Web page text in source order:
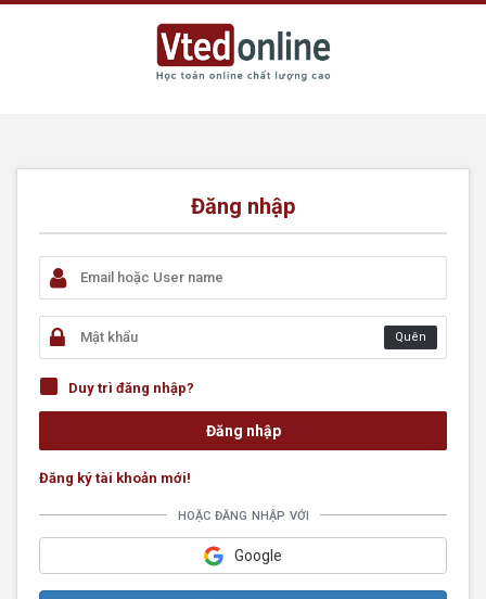
Đăng nhập
Quên
Duy trì đăng nhập?
Đăng ký tài khoản mới!
hoặc đăng nhập với
Google